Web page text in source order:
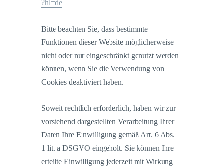
?hl=de
Bitte beachten Sie, dass bestimmte
Funktionen dieser Website möglicherweise
nicht oder nur eingeschränkt genutzt werden
können, wenn Sie die Verwendung von
Cookies deaktiviert haben.
Soweit rechtlich erforderlich, haben wir zur
vorstehend dargestellten Verarbeitung Ihrer
Daten Ihre Einwilligung gemäß Art. 6 Abs.
1 lit. a DSGVO eingeholt. Sie können Ihre
erteilte Einwilligung jederzeit mit Wirkung